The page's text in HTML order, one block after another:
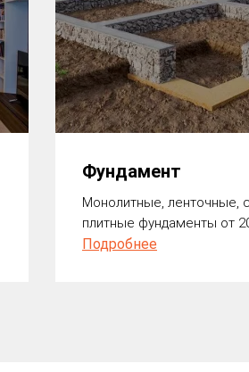
Фундамент
Монолитные, ленточные,
плитные фундаменты от
Подробнее